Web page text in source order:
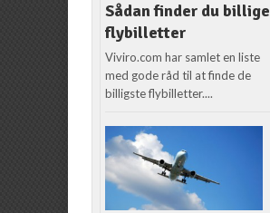
Sådan finder du billige
flybilletter
Viviro.com har samlet en liste
med gode råd til at finde de
billigste flybilletter....